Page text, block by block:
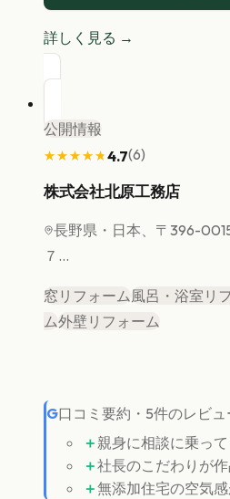
詳しく見る →
公開情報
★★★★★
★★★★★ 4.7(6)
株式会社北原工務店
長野県 ・日本、〒396-
７...
窓リフォーム 風呂・浴室リ
ム外壁リフォーム
G口コミ要約 ・ 5件のレビュ
＋親身に相談に乗っ
＋社長のこだわりが
＋無添加住宅の空気